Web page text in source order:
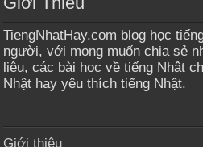
TiengNhatHay.com blog học
người, với mong muốn chia sẻ
liệu, các bài học về tiếng Nhật
Nhật hay yêu thích tiếng Nhật.
Giới thiệu